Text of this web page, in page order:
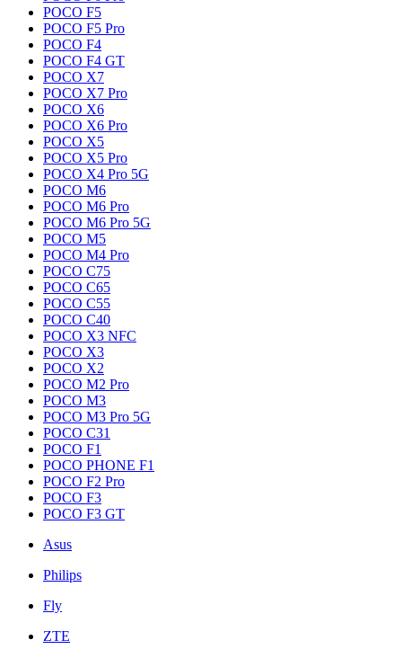
POCO F5
POCO F5 Pro
POCO F4
POCO F4 GT
POCO X7
POCO X7 Pro
POCO X6
POCO X6 Pro
POCO X5
POCO X5 Pro
POCO X4 Pro 5G
POCO M6
POCO M6 Pro
POCO M6 Pro 5G
POCO M5
POCO M4 Pro
POCO C75
POCO C65
POCO C55
POCO C40
POCO X3 NFC
POCO X3
POCO X2
POCO M2 Pro
POCO M3
POCO M3 Pro 5G
POCO C31
POCO F1
POCO PHONE F1
POCO F2 Pro
POCO F3
POCO F3 GT
Asus
Philips
Fly
ZTE